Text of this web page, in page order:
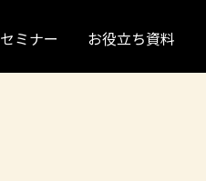
セミナー お役立ち資料